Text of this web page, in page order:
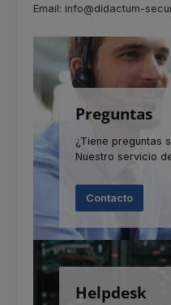
Email: info@didactum-
Preguntas
¿Tiene preguntas
Nuestro servicio
Contacto
Helpdesk